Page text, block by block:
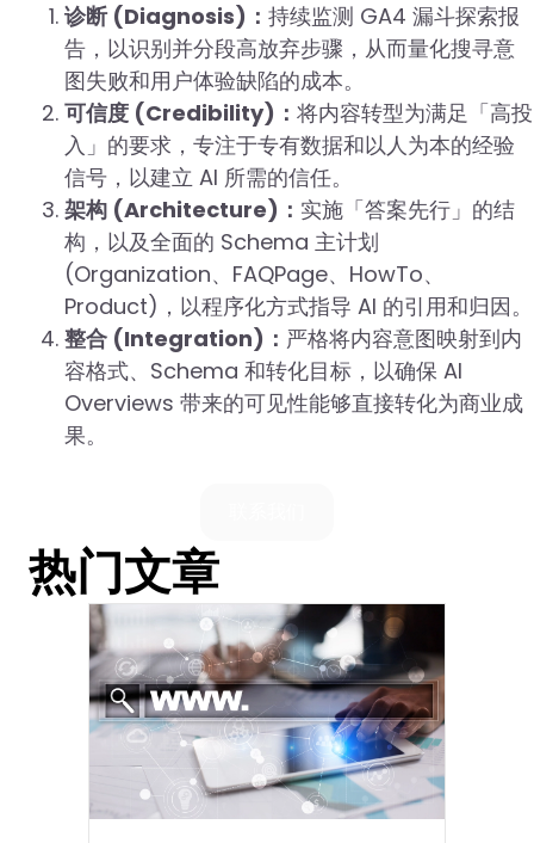
诊断 (Diagnosis)： 持续监测 GA4 漏斗探索报
告，以识别并分段高放弃步骤，从而量化搜寻意
图失败和用户体验缺陷的成本。
可信度 (Credibility)： 将内容转型为满足「高投
入」的要求，专注于专有数据和以人为本的经验
信号，以建立 AI 所需的信任。
架构 (Architecture)： 实施「答案先行」的结
构，以及全面的 Schema 主计划
(Organization、FAQPage、HowTo、
Product)，以程序化方式指导 AI 的引用和归因。
整合 (Integration)： 严格将内容意图映射到内
容格式、Schema 和转化目标，以确保 AI
Overviews 带来的可见性能够直接转化为商业成
果。
热门文章